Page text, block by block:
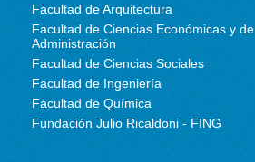
Facultad de Arquitectura
Facultad de Ciencias Económicas y de
Administración
Facultad de Ciencias Sociales
Facultad de Ingeniería
Facultad de Química
Fundación Julio Ricaldoni - FING